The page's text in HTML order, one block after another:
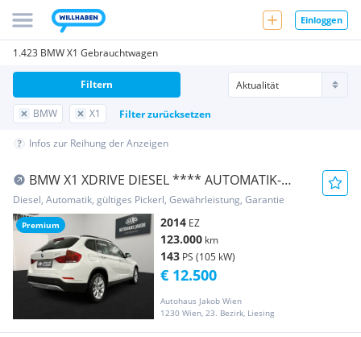
Einloggen
1.423 BMW X1 Gebrauchtwagen
BMW X1 Filter zurücksetzen
Filtern
Infos zur Reihung der Anzeigen
Premium
BMW X1 XDRIVE DIESEL **** AUTOMATIK-
TEMPOMAT-LEDER ...
Diesel, Automatik, gültiges Pickerl, Gewährleistung, Garantie
2014 EZ
123.000 km
143 PS (105 kW)
Autohaus Jakob Wien
1230 Wien, 23. Bezirk, Liesing
€ 12.500